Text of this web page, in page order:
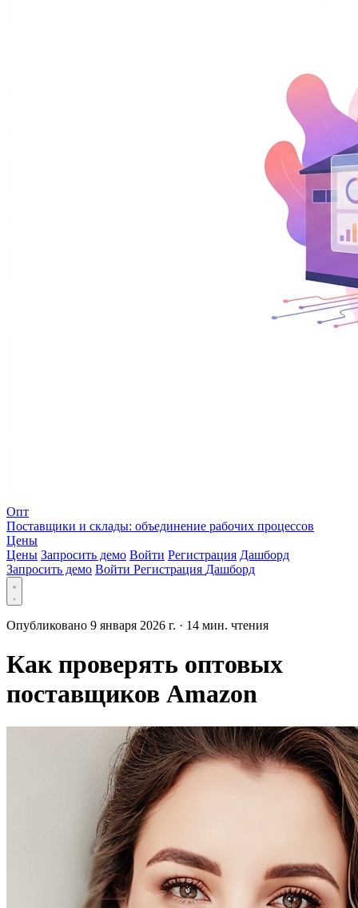
Опт
Поставщики и склады: объединение рабочих процессов
Цены
Цены Запросить демо Войти Регистрация Дашборд
Запросить демо Войти Регистрация Дашборд
Опубликовано 9 января 2026 г. · 14 мин. чтения
Как проверять оптовых
поставщиков Amazon